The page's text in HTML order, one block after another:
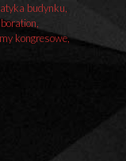
budynku,
kongresowe,